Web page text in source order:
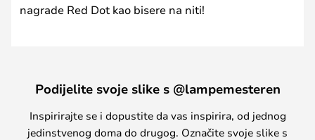
nagrade Red Dot kao bisere na niti!
Podijelite svoje slike s @lampemesteren
Inspirirajte se i dopustite da vas inspirira, od jednog
jedinstvenog doma do drugog. Označite svoje slike s